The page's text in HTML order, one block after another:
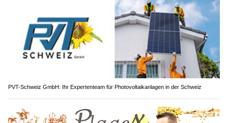
PVT-Schweiz GmbH: Ihr Expertenteam für Photovoltaikanlagen in der Schweiz